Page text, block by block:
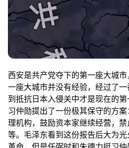
西安是共产党夺下的第一座大城
一座大城市并没有经验，经过了
到抵抗日本入侵关中才是现在的
习仲勋提出了一份极其保守的方
理机构，鼓励资本家继续经营，
等。毛泽东看到这份报告后大为